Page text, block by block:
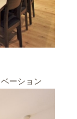
ーション